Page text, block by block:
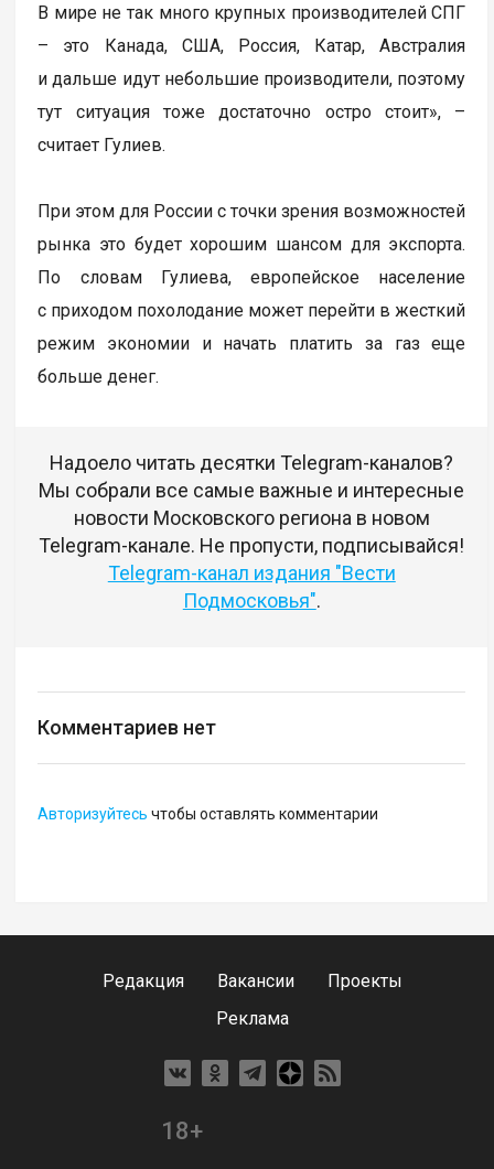
В мире не так много крупных производителей СПГ
– это Канада, США, Россия, Катар, Австралия
и дальше идут небольшие производители, поэтому
тут ситуация тоже достаточно остро стоит», –
считает Гулиев.
При этом для России с точки зрения возможностей
рынка это будет хорошим шансом для экспорта.
По словам Гулиева, европейское население
с приходом похолодание может перейти в жесткий
режим экономии и начать платить за газ еще
больше денег.
Надоело читать десятки Telegram-каналов?
Мы собрали все самые важные и интересные
новости Московского региона в новом
Telegram-канале. Не пропусти, подписывайся!
Telegram-канал издания "Вести
Подмосковья".
Комментариев нет
Авторизуйтесь чтобы оставлять комментарии
Редакция Вакансии
Проекты
Реклама
18+